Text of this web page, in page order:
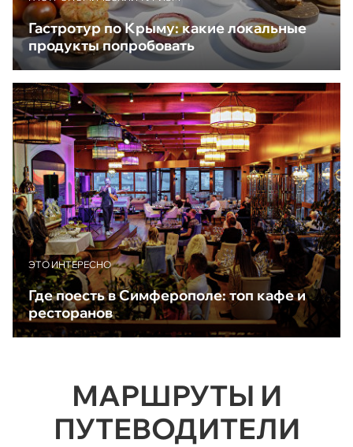
Гастротур по Крыму: какие локальные
продукты попробовать
ЭТО ИНТЕРЕСНО
Где поесть в Симферополе: топ кафе и
ресторанов
МАРШРУТЫ И
ПУТЕВОДИТЕЛИ